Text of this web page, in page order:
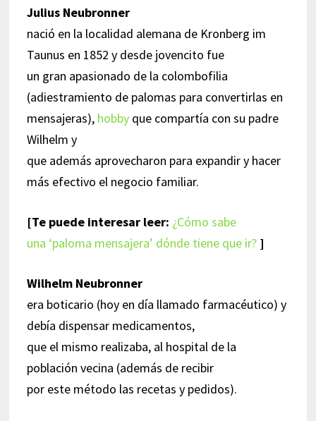
Julius Neubronner
nació en la localidad alemana de Kronberg im
Taunus en 1852 y desde jovencito fue
un gran apasionado de la colombofilia
(adiestramiento de palomas para convertirlas en
mensajeras), hobbyque compartía con su padre
Wilhelm y
que además aprovecharon para expandir y hacer
más efectivo el negocio familiar.
[Te puede interesar leer: ¿Cómo sabe
una ‘paloma mensajera’ dónde tiene que ir? ]
Wilhelm Neubronner
era boticario (hoy en día llamado farmacéutico) y
debía dispensar medicamentos,
que el mismo realizaba, al hospital de la
población vecina (además de recibir
por este método las recetas y pedidos).